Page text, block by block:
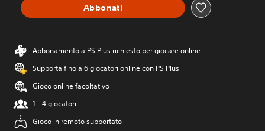
Abbonati
Abbonamento a PS Plus richiesto per giocare online
Supporta fino a 6 giocatori online con PS Plus
Gioco online facoltativo
1 - 4 giocatori
Gioco in remoto supportato